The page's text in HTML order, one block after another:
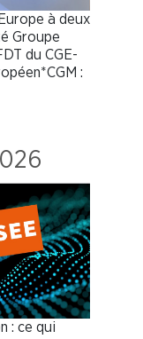
à deux
Groupe
du CGE-
:
: ce qui